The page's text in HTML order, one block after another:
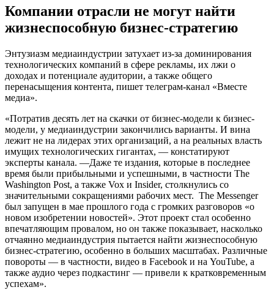
Компании отрасли не могут найти
жизнеспособную бизнес-стратегию
Энтузиазм медиаиндустрии затухает из-за доминирования
технологических компаний в сфере рекламы, их лжи о
доходах и потенциале аудитории, а также общего
перенасыщения контента, пишет телеграм-канал «Вместе
медиа».
«Потратив десять лет на скачки от бизнес-модели к бизнес-
модели, у медиаиндустрии закончились варианты. И вина
лежит не на лидерах этих организаций, а на реальных власть
имущих технологических гигантах, — констатируют
эксперты канала. —Даже те издания, которые в последнее
время были прибыльными и успешными, в частности The
Washington Post, а также Vox и Insider, столкнулись со
значительными сокращениями рабочих мест. The Messenger
был запущен в мае прошлого года с громких разговоров «о
новом изобретении новостей». Этот проект стал особенно
впечатляющим провалом, но он также показывает, насколько
отчаянно медиаиндустрия пытается найти жизнеспособную
бизнес-стратегию, особенно в больших масштабах. Различные
повороты — в частности, видео в Facebook и на YouTube, а
также аудио через подкастинг — привели к кратковременным
успехам».